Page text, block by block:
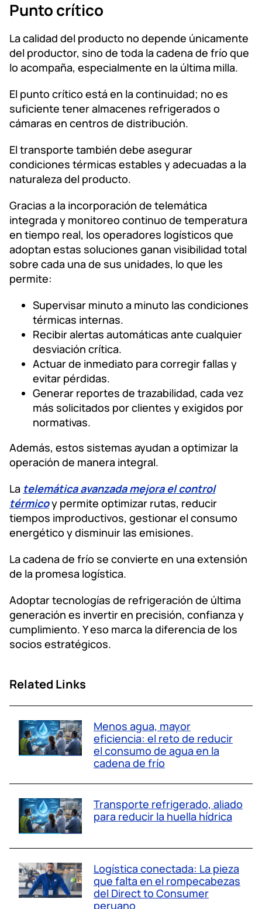
Punto crítico
La calidad del producto no depende únicamente
del productor, sino de toda la cadena de frío que
lo acompaña, especialmente en la última milla.
El punto crítico está en la continuidad; no es
suficiente tener almacenes refrigerados o
cámaras en centros de distribución.
El transporte también debe asegurar
condiciones térmicas estables y adecuadas a la
naturaleza del producto.
Gracias a la incorporación de telemática
integrada y monitoreo continuo de temperatura
en tiempo real, los operadores logísticos que
adoptan estas soluciones ganan visibilidad total
sobre cada una de sus unidades, lo que les
permite:
Supervisar minuto a minuto las condiciones
térmicas internas.
Recibir alertas automáticas ante cualquier
desviación crítica.
Actuar de inmediato para corregir fallas y
evitar pérdidas.
Generar reportes de trazabilidad, cada vez
más solicitados por clientes y exigidos por
normativas.
Además, estos sistemas ayudan a optimizar la
operación de manera integral.
La telemática avanzada mejora el control
térmicoy permite optimizar rutas, reducir
tiempos improductivos, gestionar el consumo
energético y disminuir las emisiones.
La cadena de frío se convierte en una extensión
de la promesa logística.
Adoptar tecnologías de refrigeración de última
generación es invertir en precisión, confianza y
cumplimiento. Y eso marca la diferencia de los
socios estratégicos.
Related Links
Menos agua, mayor
eficiencia: el reto de reducir
el consumo de agua en la
cadena de frío
Transporte refrigerado, aliado
para reducir la huella hídrica
Logística conectada: La pieza
que falta en el rompecabezas
del Direct to Consumer
peruano